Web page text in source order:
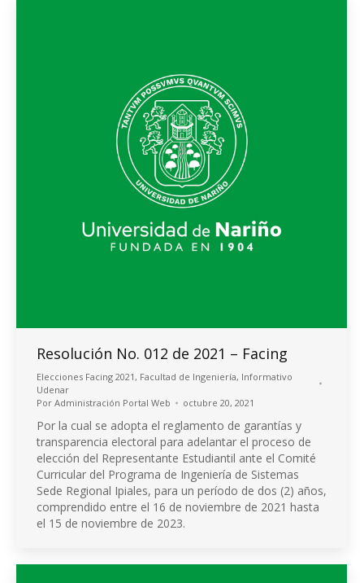
Resolución No. 012 de 2021 – Facing
Elecciones Facing 2021 , Facultad de Ingeniería, Informativo
Udenar
Por Administración Portal Web octubre 20, 2021
Por la cual se adopta el reglamento de garantías y
transparencia electoral para adelantar el proceso de
elección del Representante Estudiantil ante el Comité
Curricular del Programa de Ingeniería de Sistemas
Sede Regional Ipiales, para un período de dos (2) años,
comprendido entre el 16 de noviembre de 2021 hasta
el 15 de noviembre de 2023.